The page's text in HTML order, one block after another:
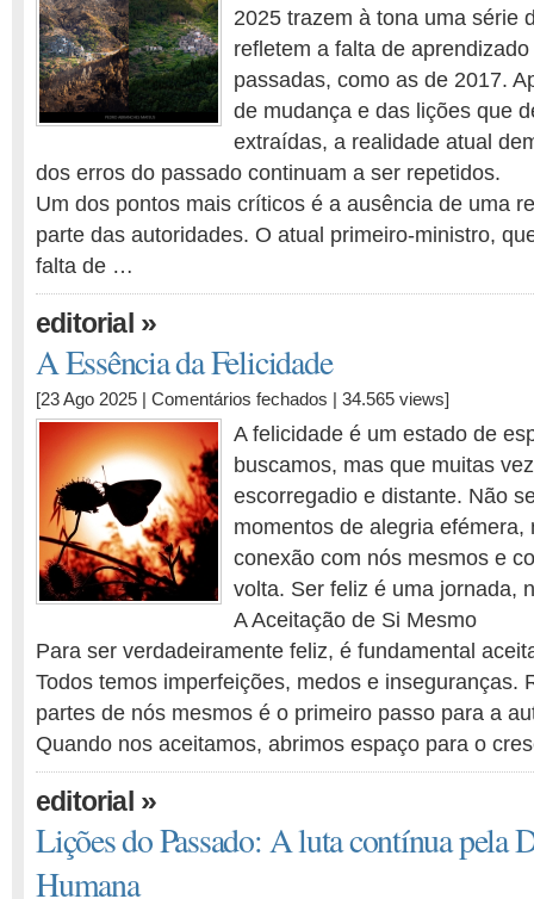
2025:
Um
de
Erros
do
Passado”
2025 trazem à tona uma série
refletem a falta de
passadas, como as de 2017.
de mudança e das lições que
extraídas, a realidade atual
dos erros do passado continuam a ser repetidos.
Um dos pontos mais críticos é a ausência de uma
parte das autoridades. O atual primeiro-ministro,
falta de …
editorial»
A Essência da Felicidade
[23 Ago 2025 | Comentários fechados em
Essência
da
Felicidade
| 34.565 views]
A felicidade é um estado de
buscamos, mas que muitas
escorregadio e distante. Não
momentos de alegria efémera,
conexão com nós mesmos e
volta. Ser feliz é uma jornada,
A Aceitação de Si Mesmo
Para ser verdadeiramente feliz, é fundamental
Todos temos imperfeições, medos e inseguranças.
partes de nós mesmos é o primeiro passo para a
Quando nos aceitamos, abrimos espaço para o
editorial»
Lições do Passado: A luta contínua pela
Humana